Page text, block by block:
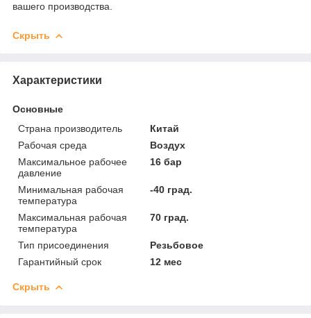
вашего производства.
Скрыть
Характеристики
Основные
Страна производитель
Китай
Рабочая среда
Воздух
Максимальное рабочее
давление
16 бар
Минимальная рабочая
температура
-40 град.
Максимальная рабочая
температура
70 град.
Тип присоединения
Резьбовое
Гарантийный срок
12 мес
Скрыть